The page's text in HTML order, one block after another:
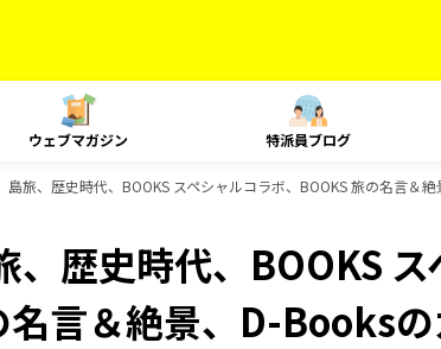
ウェブマガジン 特派員ブログ
旅、歴史時代、BOOKS スペシャルコラボ、BOOKS 旅の名言＆
歴史時代、BOOKS ス
言＆絶景、D-Books